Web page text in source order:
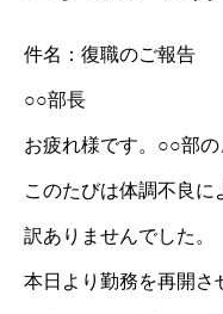
件名：復職のご報告
○○部長
お疲れ様です。○○部
このたびは体調不良に
訳ありませんでした。
本日より勤務を再開さ